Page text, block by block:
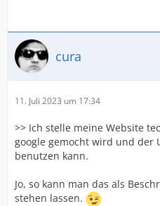
cura
11. Juli 2023 um 17:34
>> Ich stelle meine Website
google gemocht wird und der
benutzen kann.
Jo, so kann man das als
stehen lassen.